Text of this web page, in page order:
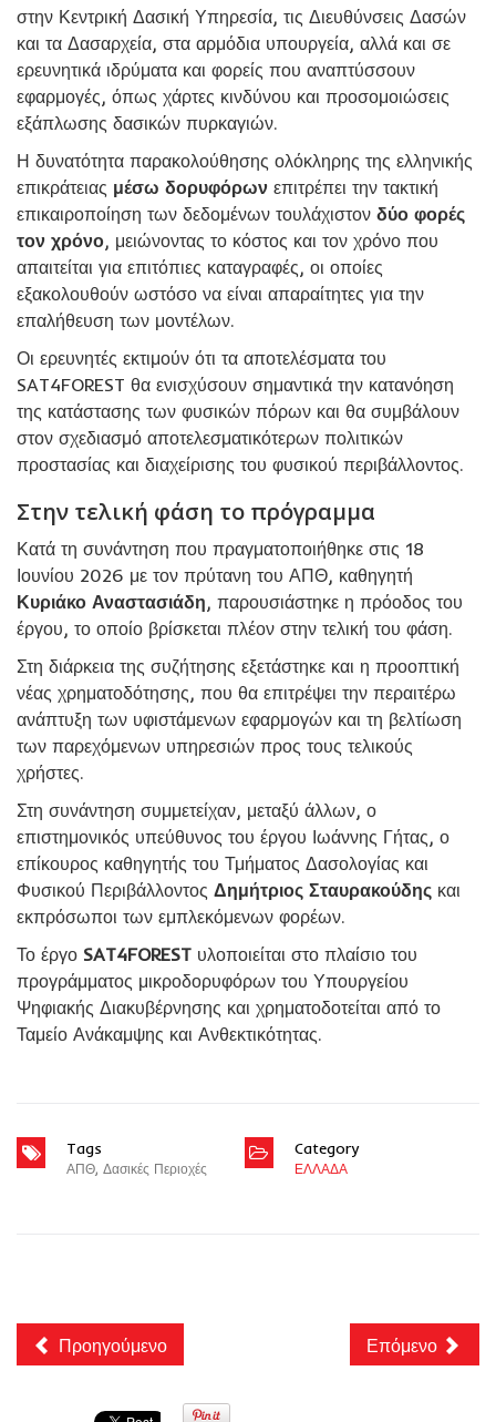
στην Κεντρική Δασική Υπηρεσία, τις Διευθύνσεις Δασών
και τα Δασαρχεία, στα αρμόδια υπουργεία, αλλά και σε
ερευνητικά ιδρύματα και φορείς που αναπτύσσουν
εφαρμογές, όπως χάρτες κινδύνου και προσομοιώσεις
εξάπλωσης δασικών πυρκαγιών.
Η δυνατότητα παρακολούθησης ολόκληρης της ελληνικής
επικράτειας μέσω δορυφόρων επιτρέπει την τακτική
επικαιροποίηση των δεδομένων τουλάχιστον δύο φορές
τον χρόνο, μειώνοντας το κόστος και τον χρόνο που
απαιτείται για επιτόπιες καταγραφές, οι οποίες
εξακολουθούν ωστόσο να είναι απαραίτητες για την
επαλήθευση των μοντέλων.
Οι ερευνητές εκτιμούν ότι τα αποτελέσματα του
SAT4FOREST θα ενισχύσουν σημαντικά την κατανόηση
της κατάστασης των φυσικών πόρων και θα συμβάλουν
στον σχεδιασμό αποτελεσματικότερων πολιτικών
προστασίας και διαχείρισης του φυσικού περιβάλλοντος.
Στην τελική φάση το πρόγραμμα
Κατά τη συνάντηση που πραγματοποιήθηκε στις 18
Ιουνίου 2026 με τον πρύτανη του ΑΠΘ, καθηγητή
Κυριάκο Αναστασιάδη, παρουσιάστηκε η πρόοδος του
έργου, το οποίο βρίσκεται πλέον στην τελική του φάση.
Στη διάρκεια της συζήτησης εξετάστηκε και η προοπτική
νέας χρηματοδότησης, που θα επιτρέψει την περαιτέρω
ανάπτυξη των υφιστάμενων εφαρμογών και τη βελτίωση
των παρεχόμενων υπηρεσιών προς τους τελικούς
χρήστες.
Στη συνάντηση συμμετείχαν, μεταξύ άλλων, ο
επιστημονικός υπεύθυνος του έργου Ιωάννης Γήτας, ο
επίκουρος καθηγητής του Τμήματος Δασολογίας και
Φυσικού Περιβάλλοντος Δημήτριος Σταυρακούδης και
εκπρόσωποι των εμπλεκόμενων φορέων.
Το έργο SAT4FOREST υλοποιείται στο πλαίσιο του
προγράμματος μικροδορυφόρων του Υπουργείου
Ψηφιακής Διακυβέρνησης και χρηματοδοτείται από το
Ταμείο Ανάκαμψης και Ανθεκτικότητας.
Tags
ΑΠΘ, Δασικές Περιοχές
Category
ΕΛΛΑΔΑ
Προηγούμενο Επόμενο